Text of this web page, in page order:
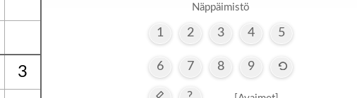
3
Näppäimistö
1 2 3 4 5
6 7 8 9